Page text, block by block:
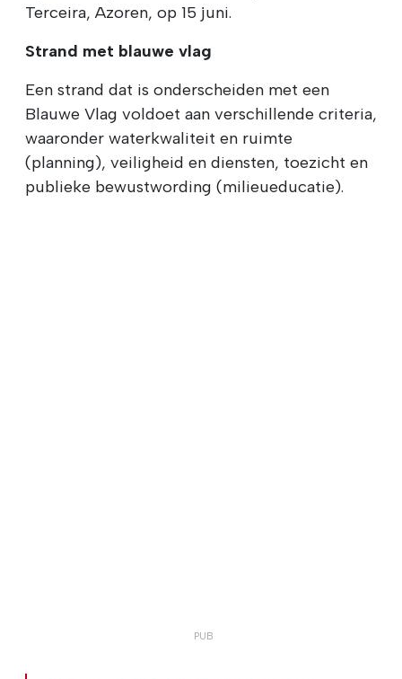
Terceira, Azoren, op 15 juni.
Strand met blauwe vlag
Een strand dat is onderscheiden met een
Blauwe Vlag voldoet aan verschillende criteria,
waaronder waterkwaliteit en ruimte
(planning), veiligheid en diensten, toezicht en
publieke bewustwording (milieueducatie).